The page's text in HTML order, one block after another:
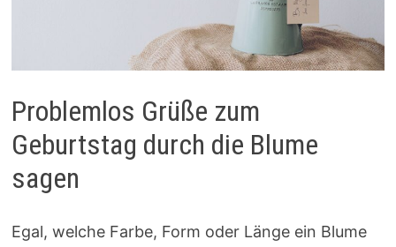
Problemlos Grüße zum
Geburtstag durch die Blume
sagen
Egal, welche Farbe, Form oder Länge ein Blume